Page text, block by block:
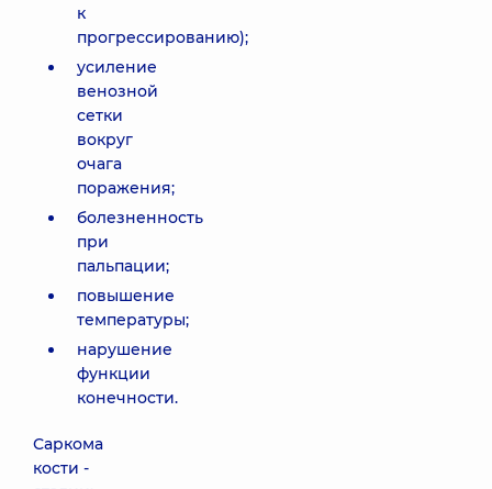
к
прогрессированию);
усиление
венозной
сетки
вокруг
очага
поражения;
болезненность
при
пальпации;
повышение
температуры;
нарушение
функции
конечности.
Саркома
кости -